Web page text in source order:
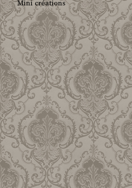
Mini créations